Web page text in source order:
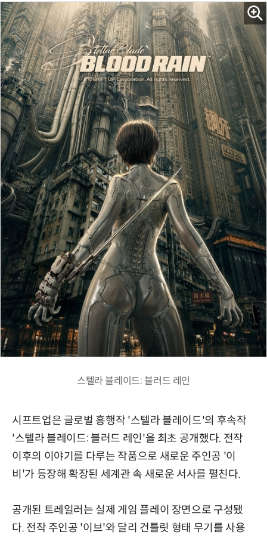
스텔라 블레이드: 블러드 레인
시프트업은 글로벌 흥행작 '스텔라 블레이드'의 후속작
'스텔라 블레이드: 블러드 레인'을 최초 공개했다. 전작
이후의 이야기를 다루는 작품으로 새로운 주인공 '이
비'가 등장해 확장된 세계관 속 새로운 서사를 펼친다.
공개된 트레일러는 실제 게임 플레이 장면으로 구성됐
다. 전작 주인공 '이브'와 달리 건틀릿 형태 무기를 사용